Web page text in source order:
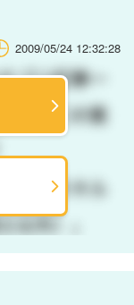
2009/05/24 12:32:28